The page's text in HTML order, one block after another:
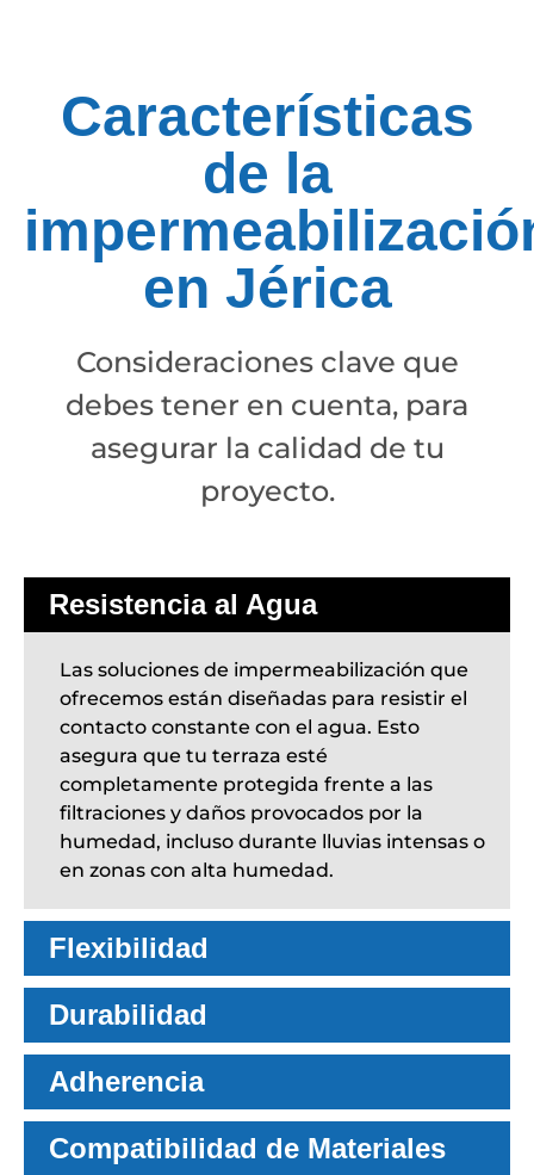
Características
de la
en Jérica
Consideraciones clave que
debes tener en cuenta, para
asegurar la calidad de tu
proyecto.
Resistencia al Agua
Las soluciones de impermeabilización que
ofrecemos están diseñadas para resistir el
contacto constante con el agua. Esto
asegura que tu terraza esté
completamente protegida frente a las
filtraciones y daños provocados por la
humedad, incluso durante lluvias intensas o
en zonas con alta humedad.
Flexibilidad
Durabilidad
Adherencia
Compatibilidad de Materiales